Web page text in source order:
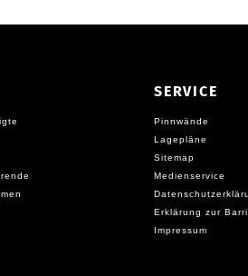
SERVICE
Pinnwände
Lagepläne
Sitemap
Medienservice
Erklärung zur
Impressum